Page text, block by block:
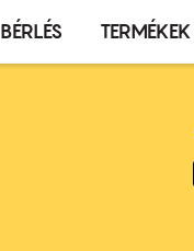
BÉRLÉS TERMÉKEK